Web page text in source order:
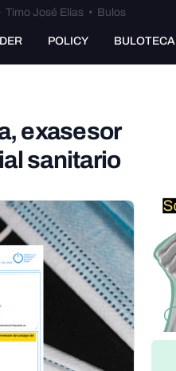
Timo José Elías • Bulos
POLICY BULOTECA
exasesor
sanitario